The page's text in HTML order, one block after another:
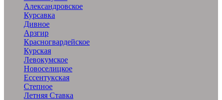
Александровское
Курсавка
Дивное
Арзгир
Красногвардейское
Курская
Левокумское
Новоселицкое
Ессентукская
Степное
Летняя Ставка